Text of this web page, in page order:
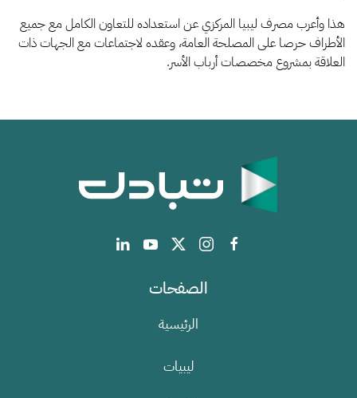
هذا وأعرب مصرف ليبيا المركزي عن استعداده للتعاون الكامل مع جميع
الأطراف حرصا على المصلحة العامة، وعقده لاجتماعات مع الجهات ذات
العلاقة بمشروع مخصصات أرباب الأسر.
الصفحات
الرئيسية
ليبيات